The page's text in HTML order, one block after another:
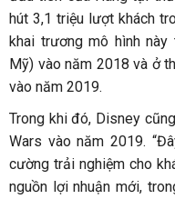
hút 3,1 triệu lượt khách
khai trương mô hình
Mỹ) vào năm 2018 và ở
vào năm 2019.
Trong khi đó, Disney
Wars vào năm 2019.
cường trải nghiệm cho
nguồn lợi nhuận mới,